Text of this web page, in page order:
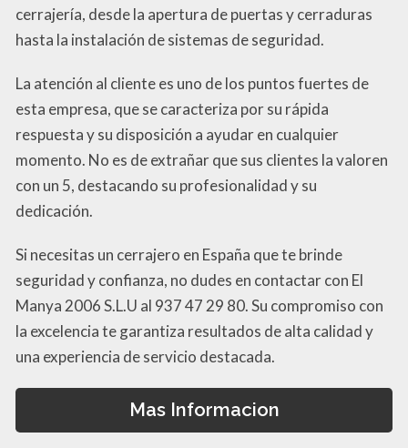
cerrajería, desde la apertura de puertas y cerraduras
hasta la instalación de sistemas de seguridad.
La atención al cliente es uno de los puntos fuertes de
esta empresa, que se caracteriza por su rápida
respuesta y su disposición a ayudar en cualquier
momento. No es de extrañar que sus clientes la valoren
con un 5, destacando su profesionalidad y su
dedicación.
Si necesitas un cerrajero en España que te brinde
seguridad y confianza, no dudes en contactar con El
Manya 2006 S.L.U al 937 47 29 80. Su compromiso con
la excelencia te garantiza resultados de alta calidad y
una experiencia de servicio destacada.
Mas Informacion